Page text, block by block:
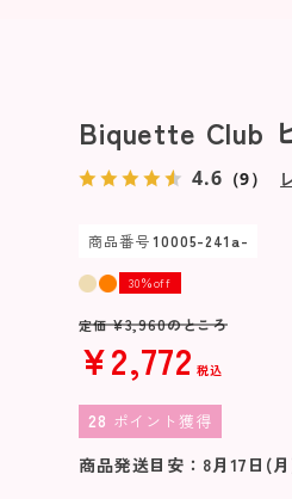
Biquette Club
4.6 （9）
商品番号 10005-241a-
30％off
定価 ¥3,960のところ
¥2,772 税込
28 ポイント獲得
商品発送目安： 8月17日(